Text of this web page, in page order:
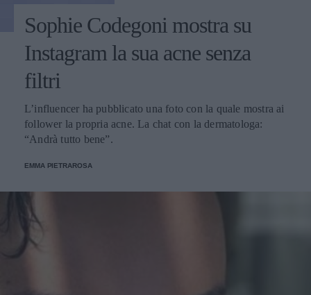
Sophie Codegoni mostra su
Instagram la sua acne senza
filtri
L’influencer ha pubblicato una foto con la quale mostra ai
follower la propria acne. La chat con la dermatologa:
“Andrà tutto bene”.
EMMA PIETRAROSA